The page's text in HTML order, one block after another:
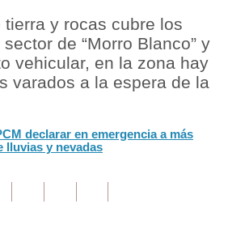
tierra y rocas cubre los
de “Morro Blanco” y
vehicular, en la zona hay
varados a la espera de la
declarar en emergencia a más
lluvias y nevadas